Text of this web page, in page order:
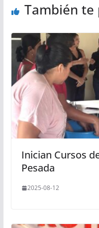
También te
Inician Cursos
Pesada
2025-08-12